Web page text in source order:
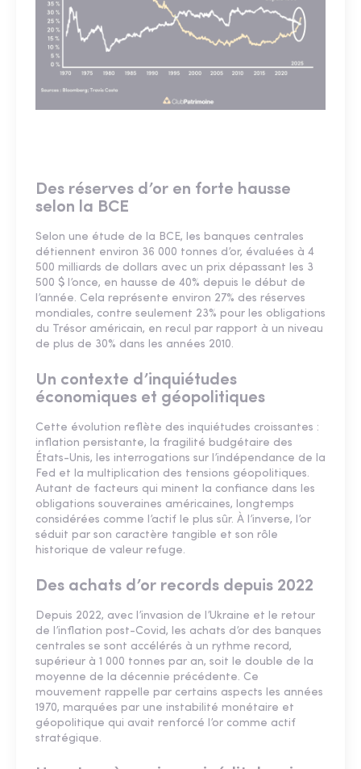
Des réserves d’or en forte hausse
selon la BCE
Selon une étude de la BCE, les banques centrales
détiennent environ 36 000 tonnes d’or, évaluées à 4
500 milliards de dollars avec un prix dépassant les 3
500 $ l’once, en hausse de 40% depuis le début de
l’année. Cela représente environ 27% des réserves
mondiales, contre seulement 23% pour les obligations
du Trésor américain, en recul par rapport à un niveau
de plus de 30% dans les années 2010.
Un contexte d’inquiétudes
économiques et géopolitiques
Cette évolution reflète des inquiétudes croissantes :
inflation persistante, la fragilité budgétaire des
États-Unis, les interrogations sur l’indépendance de la
Fed et la multiplication des tensions géopolitiques.
Autant de facteurs qui minent la confiance dans les
obligations souveraines américaines, longtemps
considérées comme l’actif le plus sûr. À l’inverse, l’or
séduit par son caractère tangible et son rôle
historique de valeur refuge.
Des achats d’or records depuis 2022
Depuis 2022, avec l’invasion de l’Ukraine et le retour
de l’inflation post-Covid, les achats d’or des banques
centrales se sont accélérés à un rythme record,
supérieur à 1 000 tonnes par an, soit le double de la
moyenne de la décennie précédente. Ce
mouvement rappelle par certains aspects les années
1970, marquées par une instabilité monétaire et
géopolitique qui avait renforcé l’or comme actif
stratégique.